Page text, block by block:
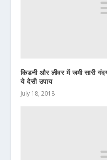
किडनी और लीवर में जमी सारी
ये देसी उपाय
July 18, 2018